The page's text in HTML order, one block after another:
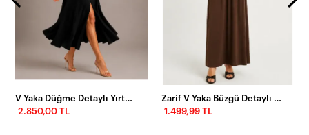
2.850,00 TL
1.499,99 TL